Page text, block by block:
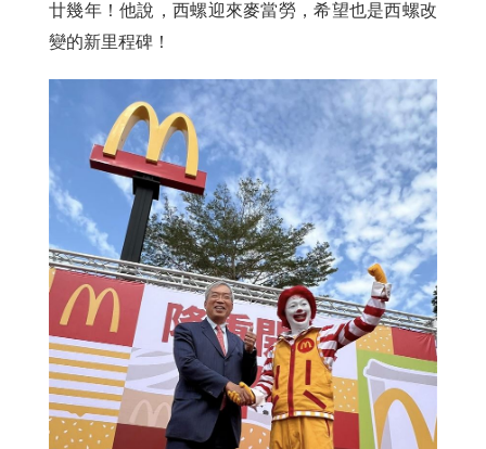
廿幾年！他說，西螺迎來麥當勞，希望也是西螺改
變的新里程碑！